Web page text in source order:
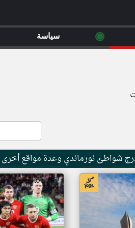
شواطئ نورماندي وعدة مواقع أخرى
اخبار جزر القمر من ار
◉ سياسة